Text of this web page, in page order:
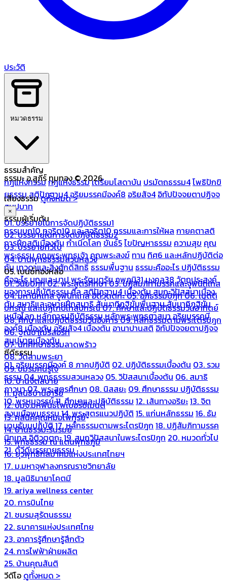
ประวัติ
หมวดธรรม
ธรรมสำคัญ
กฎแห่งกรรมกฎแห่งธรรมเตรียมโสดาบัน ปรมัตถธรรม4โพธิปักขิ
ยธรรมสติปัฏฐาน4อริยมรรคมีองค์8 อริยสัจ4 อิทัปปัจจยตาปฏิจจ
สมุปบาท
ธรรมผู้เริ่มต้น
กรรมบถ10 ทุจริต10 และสุจริต10กรรมและการให้ผล กายคตาสติ
การฝึกสติเบื้องต้นกำเนิดโลกขันธ์5ไขปัญหาธรรม ความสุข คุณ
พระธรรมคุณพระพุทธเจ้าคุณพระสงฆ์ ทาน ทิศ6 และหลักปฏิบัติต่อ
กันเทวดาและสิ่งศักดิ์สิทธิ์ธรรมพื้นฐาน ธรรมะคืออะไร ปฏิบัติธรรม
คืออะไรบุญและบาปพระรัตนตรัยภพภูมิ31 มงคล38 วัตถุประสงค์
ของการปฏิบัติธรรมศีลสติปัฏฐาน4 เบื้องต้นสมถะวิปัสสนาเบื้อง
ต้นสมาธิและอุบายฝึกสมาธิสัมมาทิฏฐิขั้นพื้นฐานสัมมาทิฏฐิขั้น
เหนือโลกหลักการปฏิบัติธรรมหลักพระพุทธศาสนาอริยมรรคมี
องค์8 เบื้องต้นอริยสัจ4 เบื้องต้นอานาปานสติอิทัปปัจจยตาปฏิจจ
สมุปบาทเบื้องต้น
ซีดีธรรม
01. อริยมรรคมีองค์ 8 ภาคปฏิบัติ 02. ปฏิบัติธรรมเบื้องต้น 03. รวม
ธรรม04. พุทธธรรมสวนหลวง 05. วิปัสสนาเบื้องต้น 06. สมาธิ
ภาวนา07. พระสูตรศึกษา 08. นิสสยะ 09. ศึกษาธรรม ปฏิบัติธรรม
10. พรหมจรรย์11. ศึกษาและปฏิบัติธรรม 12. เส้นทางอริยะ13. จิต
สงบเมื่อพบธรรม14. พระสูตรแนวปฏิบัติ 15. แก่นหลักธรรม 16. ธัม
มานุธัมมปฏิบัติ17. หลักธรรมตามพระไตรปิฎก 18. ปฏิสัมภิทามรรค
นิทเทส อิติวุตตกะ19. สมถวิปัสสนาในพระไตรปิฎก 20. หมวดทั่วไป
21. ดีวีดีบรรยายธรรม
ธรรมะ อ.สุภีร์ ทุมทอง © 2026
เสียงธรรมดูทั้งหมด >
×
01. บรรยายในการจัดปฏิบัติธรรม1
02. บรรยายในการจัดปฏิบัติธรรม2
03. บรรยายทั่วไป
04. บ้านพุทธธรรมสวนหลวง
05. เบนซ์ทองหล่อ
01. วินัยปิฎก02. พระสูตรศึกษา03. ปฏิสัมภิทามรรคและจูฬนิทเทส
04. มหานิทเทส จูฬนิทเทส อิติวุตตกะ05. อภิธรรมปิฎก06. เนตติ
ปกรณ์ และเปฏโกปเทสปกรณ์07. ศึกษาและปฏิบัติธรรมวันอาทิตย์
08. ศึกษาและปฏิบัติธรรมวันอังคาร09. หลักธรรมตามพระไตรปิฎก
06. ฐณิชาฌ์รีสอร์ท
07. นักศึกษาธรรมลาดพร้าว
08. วัดสามพระยา
09. ชมรมคนรู้ใจ
10. บ้านจิตสบาย
11. มูลนิธิบ้านอารีย์
12. บมจ.มหพันธ์ไฟเบอร์ซีเมนต์
13. คลีนิคคุณหมอไพทูรย์
14. บ้านธรรมะรื่นรมย์
15. พุทธธรรม ณ แดนพุทธภูมิ
16. ยุวพุทธิกสมาคมแห่งประเทศไทยฯ
17. ม.มหาจุฬาลงกรณราชวิทยาลัย
18. มูลนิธิมายาโคตมี
19. ariya wellness center
20. การบินไทย
21. ชมรมสุรัตนธรรม
22. ธนาคารแห่งประเทศไทย
23. อาคารรู้ศึกษารู้สึกตัว
24. การไฟฟ้าฝ่ายผลิต
25. บ้านคุณสันติ
วีดีโอ ดูทั้งหมด >